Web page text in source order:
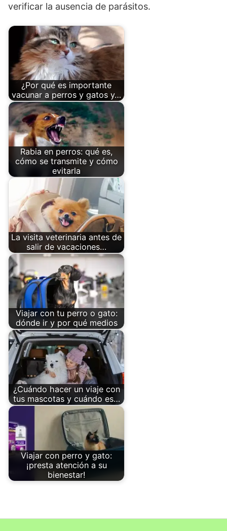
verificar la ausencia de parásitos.
¿Por qué es importante
vacunar a perros y gatos y…
Rabia en perros: qué es,
cómo se transmite y cómo
evitarla
La visita veterinaria antes de
salir de vacaciones…
Viajar con tu perro o gato:
dónde ir y por qué medios
¿Cuándo hacer un viaje con
tus mascotas y cuándo es…
Viajar con perro y gato:
¡presta atención a su
bienestar!